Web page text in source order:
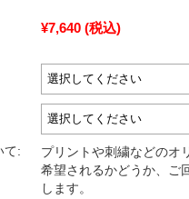
¥7,640 (税込)
て:
プリントや刺繍などのオ
希望されるかどうか、ご
します。